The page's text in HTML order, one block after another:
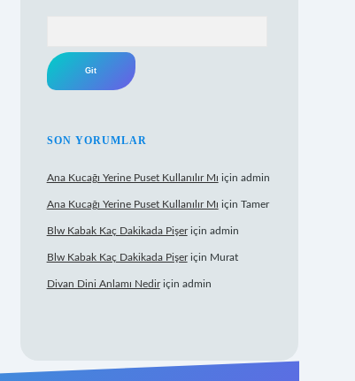
SON YORUMLAR
Ana Kucağı Yerine Puset Kullanılır Mı için admin
Ana Kucağı Yerine Puset Kullanılır Mı için Tamer
Blw Kabak Kaç Dakikada Pişeriçin admin
Blw Kabak Kaç Dakikada Pişeriçin Murat
Divan Dini Anlamı Nediriçin admin